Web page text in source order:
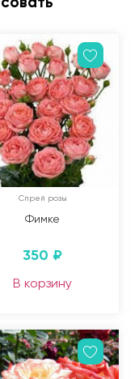
Спрей розы
Фимке
350 ₽
В корзину